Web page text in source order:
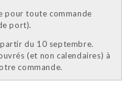
pour toute commande
port).
du 10 septembre.
(et non calendaires) à
commande.